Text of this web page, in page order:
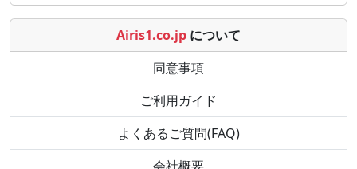
Airis1.co.jp について
同意事項
ご利用ガイド
よくあるご質問(FAQ)